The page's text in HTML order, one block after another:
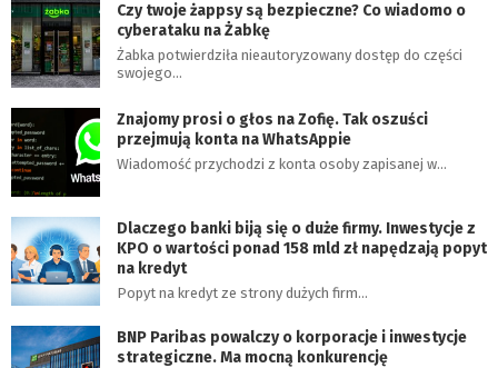
Czy twoje żappsy są bezpieczne? Co wiadomo o
cyberataku na Żabkę
Żabka potwierdziła nieautoryzowany dostęp do części
swojego…
Znajomy prosi o głos na Zofię. Tak oszuści
przejmują konta na WhatsAppie
Wiadomość przychodzi z konta osoby zapisanej w…
Dlaczego banki biją się o duże firmy. Inwestycje z
KPO o wartości ponad 158 mld zł napędzają popyt
na kredyt
Popyt na kredyt ze strony dużych firm…
BNP Paribas powalczy o korporacje i inwestycje
strategiczne. Ma mocną konkurencję